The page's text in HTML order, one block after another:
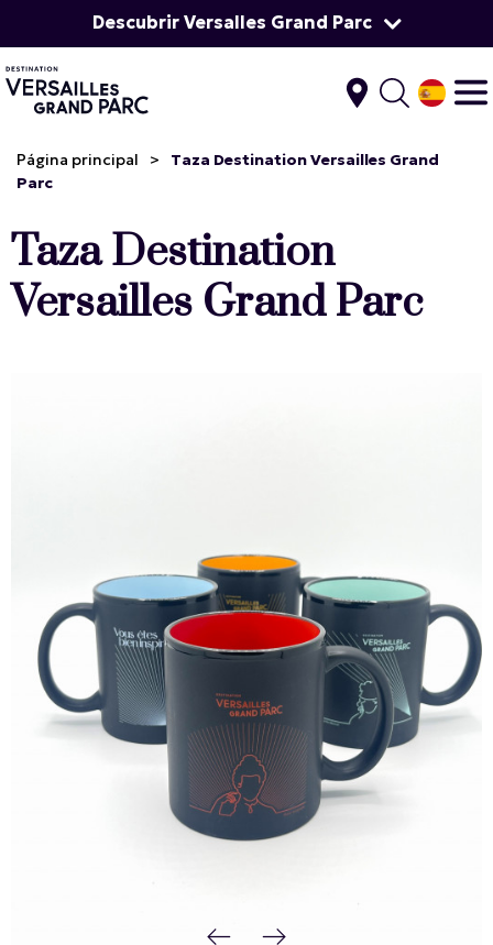
Descubrir Versalles Grand Parc
Página principal >
Taza Destination Versailles Grand
Parc
Taza Destination
Versailles Grand Parc